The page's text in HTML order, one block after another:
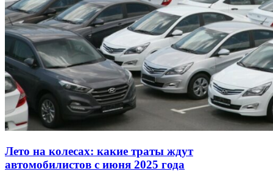
Лето на колесах: какие траты ждут
автомобилистов с июня 2025 года